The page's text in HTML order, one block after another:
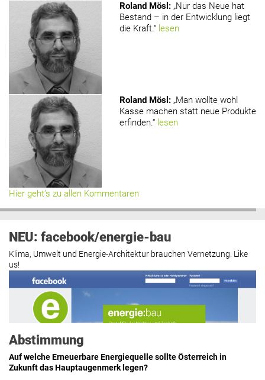
Roland Mösl : „Nur das Neue hat
Bestand – in der Entwicklung liegt
die Kraft.“ lesen
Roland Mösl : „Man wollte wohl
Kasse machen statt neue Produkte
erfinden.“ lesen
Hier geht’s zu allen Kommentaren
NEU: facebook/energie-bau
Klima, Umwelt und Energie-Architektur brauchen Vernetzung. Like
us!
Abstimmung
Auf welche Erneuerbare Energiequelle sollte Österreich in
Zukunft das Hauptaugenmerk legen?